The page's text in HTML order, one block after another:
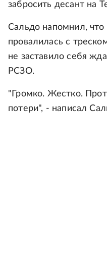
забросить десант на
Сальдо напомнил,
провалилась с
не заставило себя
РСЗО.
"Громко. Жестко.
потери", - написал